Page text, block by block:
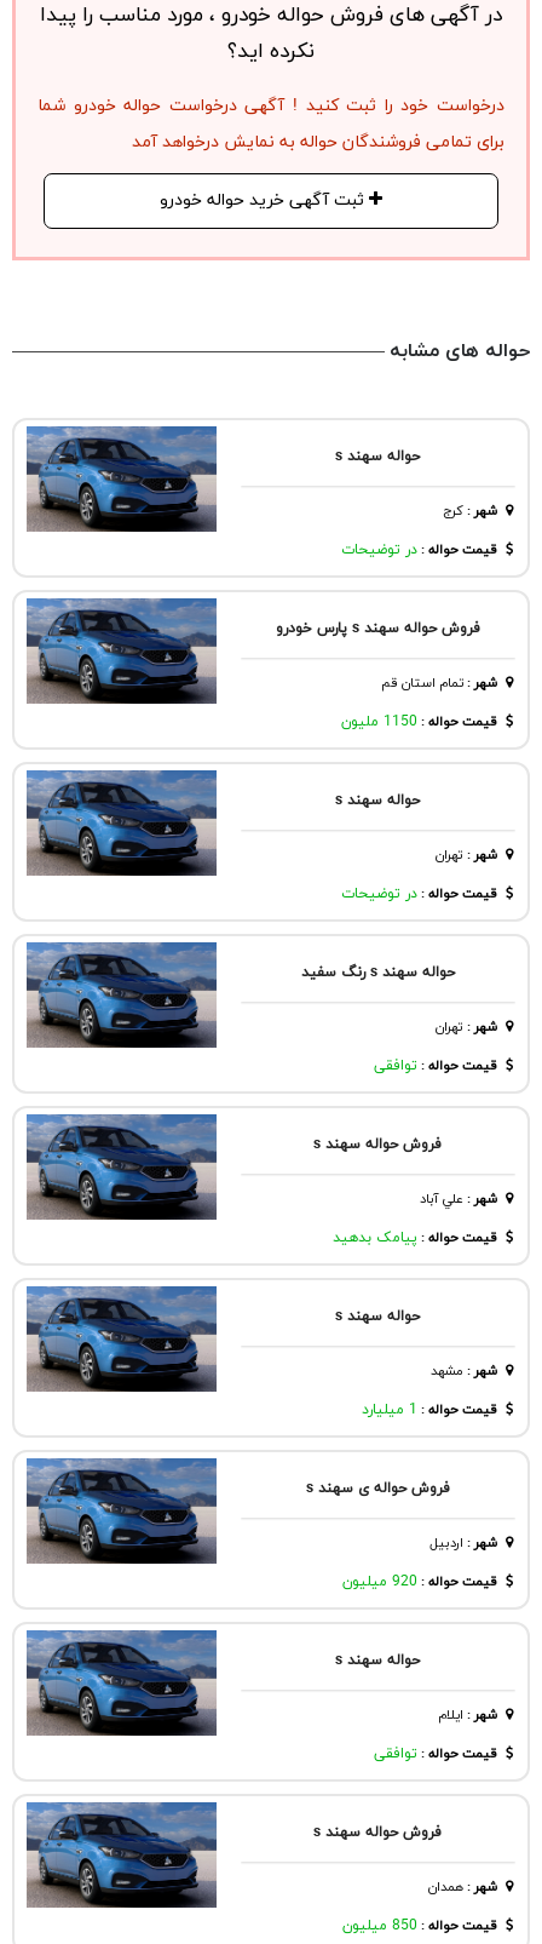
در آگهی های فروش حواله خودرو ، مورد مناسب را پیدا
نکرده اید؟
درخواست خود را ثبت کنید ! آگهی درخواست حواله خودرو شما
برای تمامی فروشندگان حواله به نمایش درخواهد آمد
ثبت آگهی خرید حواله خودرو
حواله های مشابه
حواله سهند s
شهر:كرج
قیمت حواله :در توضیحات
فروش حواله سهند s پارس خودرو
شهر:تمام استان قم
قیمت حواله : 1150 ملیون
حواله سهند s
شهر: تهران
قیمت حواله :در توضیحات
حواله سهند s رنگ سفید
شهر: تهران
قیمت حواله : توافقی
فروش حواله سهند s
شهر: علي آباد
قیمت حواله : پیامک بدهید
حواله سهند s
شهر: مشهد
قیمت حواله : 1 میلیارد
فروش حواله ی سهند s
شهر: اردبيل
قیمت حواله : 920 میلیون
حواله سهند‌ s
شهر: ايلام
قیمت حواله : توافقی
فروش حواله سهند s
شهر:همدان
قیمت حواله : 850 میلیون